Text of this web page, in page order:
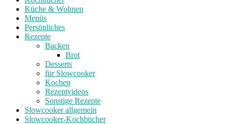
Küche & Wohnen
Menüs
Persönliches
Rezepte
Backen
Brot
Desserts
für Slowcooker
Kochen
Rezeptvideos
Sonstige Rezepte
Slowcooker allgemein
Slowcooker-Kochbücher